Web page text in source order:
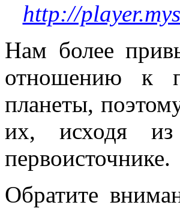
http://
Нам более
отношению к
планеты,
их, исходя
первоисточнике.
Обратите